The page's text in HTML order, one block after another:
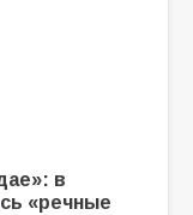
в
«речные